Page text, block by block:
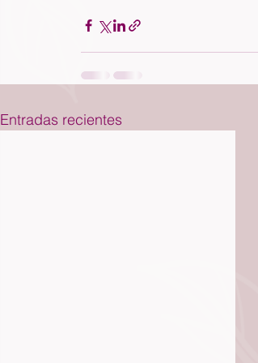
Entradas recientes